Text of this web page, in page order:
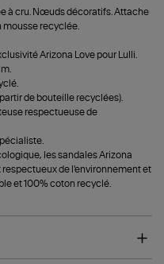
à cru. Nœuds décoratifs. Attache
mousse recyclée.
Arizona Love pour Lulli.
de bouteille recyclées).
respectueuse de
les sandales Arizona
respectueux de l'environnement et
et 100% coton recyclé.